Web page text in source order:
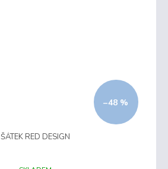
–48 %
ŠÁTEK RED DESIGN